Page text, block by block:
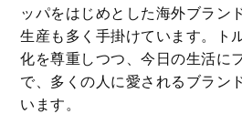
ッパをはじめとした海外ブラン
生産も多く手掛けています。ト
化を尊重しつつ、今日の生活に
で、多くの人に愛されるブラン
います。